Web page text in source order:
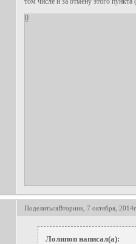
0
ПоделитьсяВторник, 7 октября,
Лолипоп написал(а):